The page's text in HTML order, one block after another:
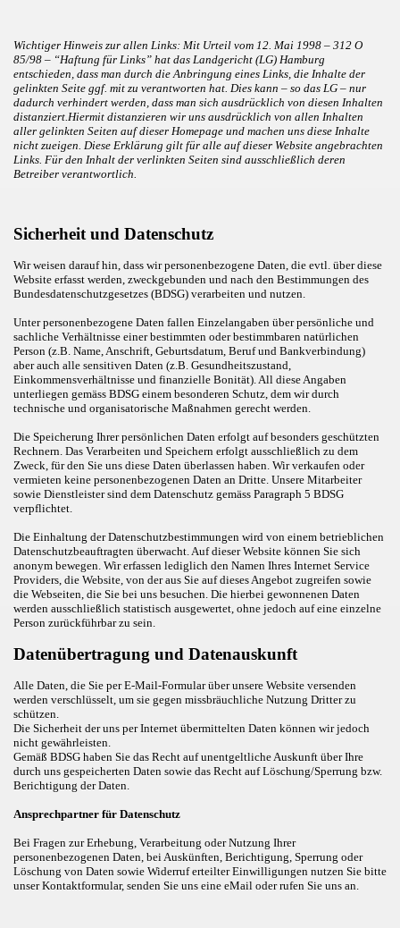
Wichtiger Hinweis zur allen Links: Mit Urteil vom 12. Mai 1998 – 312 O
85/98 – “Haftung für Links” hat das Landgericht (LG) Hamburg
entschieden, dass man durch die Anbringung eines Links, die Inhalte der
gelinkten Seite ggf. mit zu verantworten hat. Dies kann – so das LG – nur
dadurch verhindert werden, dass man sich ausdrücklich von diesen Inhalten
distanziert.Hiermit distanzieren wir uns ausdrücklich von allen Inhalten
aller gelinkten Seiten auf dieser Homepage und machen uns diese Inhalte
nicht zueigen. Diese Erklärung gilt für alle auf dieser Website angebrachten
Links. Für den Inhalt der verlinkten Seiten sind ausschließlich deren
Betreiber verantwortlich.
Sicherheit und Datenschutz
Wir weisen darauf hin, dass wir personenbezogene Daten, die evtl. über diese
Website erfasst werden, zweckgebunden und nach den Bestimmungen des
Bundesdatenschutzgesetzes (BDSG) verarbeiten und nutzen.
Unter personenbezogene Daten fallen Einzelangaben über persönliche und
sachliche Verhältnisse einer bestimmten oder bestimmbaren natürlichen
Person (z.B. Name, Anschrift, Geburtsdatum, Beruf und Bankverbindung)
aber auch alle sensitiven Daten (z.B. Gesundheitszustand,
Einkommensverhältnisse und finanzielle Bonität). All diese Angaben
unterliegen gemäss BDSG einem besonderen Schutz, dem wir durch
technische und organisatorische Maßnahmen gerecht werden.
Die Speicherung Ihrer persönlichen Daten erfolgt auf besonders geschützten
Rechnern. Das Verarbeiten und Speichern erfolgt ausschließlich zu dem
Zweck, für den Sie uns diese Daten überlassen haben. Wir verkaufen oder
vermieten keine personenbezogenen Daten an Dritte. Unsere Mitarbeiter
sowie Dienstleister sind dem Datenschutz gemäss Paragraph 5 BDSG
verpflichtet.
Die Einhaltung der Datenschutzbestimmungen wird von einem betrieblichen
Datenschutzbeauftragten überwacht. Auf dieser Website können Sie sich
anonym bewegen. Wir erfassen lediglich den Namen Ihres Internet Service
Providers, die Website, von der aus Sie auf dieses Angebot zugreifen sowie
die Webseiten, die Sie bei uns besuchen. Die hierbei gewonnenen Daten
werden ausschließlich statistisch ausgewertet, ohne jedoch auf eine einzelne
Person zurückführbar zu sein.
Datenübertragung und Datenauskunft
Alle Daten, die Sie per E-Mail-Formular über unsere Website versenden
werden verschlüsselt, um sie gegen missbräuchliche Nutzung Dritter zu
schützen.
Die Sicherheit der uns per Internet übermittelten Daten können wir jedoch
nicht gewährleisten.
Gemäß BDSG haben Sie das Recht auf unentgeltliche Auskunft über Ihre
durch uns gespeicherten Daten sowie das Recht auf Löschung/Sperrung bzw.
Berichtigung der Daten.
Ansprechpartner für Datenschutz
Bei Fragen zur Erhebung, Verarbeitung oder Nutzung Ihrer
personenbezogenen Daten, bei Auskünften, Berichtigung, Sperrung oder
Löschung von Daten sowie Widerruf erteilter Einwilligungen nutzen Sie bitte
unser Kontaktformular, senden Sie uns eine eMail oder rufen Sie uns an.